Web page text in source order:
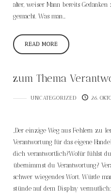
alter, weiser Mann bereits
gemacht. Was man…
READ MORE
zum Thema
UNCATEGORIZED 26.
„Der einzige Weg aus Fehlern zu
Verantwortung für das eigene
dich verantwortlich?Wofür fühlst
übernimmst du Verantwortung?
schwer wiegendes Wort. Würde
stünde auf dem Display